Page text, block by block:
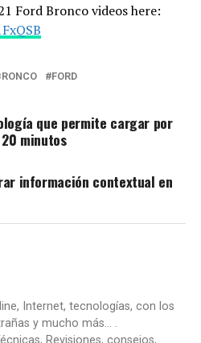
Ford Bronco videos here:
FORD
que permite cargar por
minutos
información contextual en
Internet, tecnologías, con los
y mucho más... .
Revisiones, consejos,